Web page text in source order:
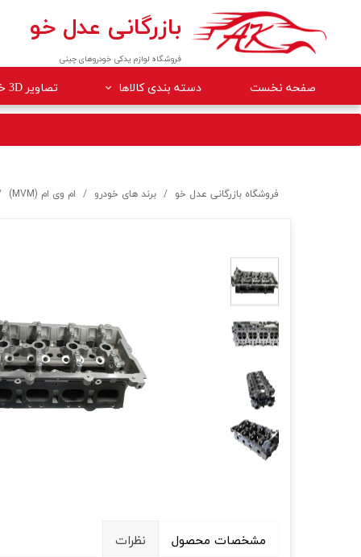
فروشگاه لوازم یدکی خودروهای چینی
بازرگانی عدل خو
صفحه نخست دسته بندی کالاها
جلوبندی
لوازم مصرفی خودرو
قالپاق، رینگ و لاستیک
اکسسوری, لوازم جانبی ,تزِیینات
تصاویر 3D خودروها
فروشگاه بازرگانی عدل خو برند های خودرو ام وی ام (MVM)
مشخصات محصول نظرات